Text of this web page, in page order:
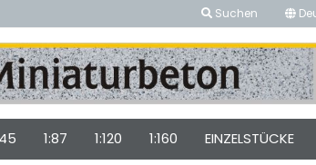
Suchen
1:87 1:120 1:160 EINZELSTÜCKE